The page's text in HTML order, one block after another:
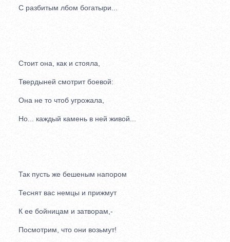
С разбитым лбом богатыри...
Стоит она, как и стояла,
Твердыней смотрит боевой:
Она не то чтоб угрожала,
Но... каждый камень в ней живой...
Так пусть же бешеным напором
Теснят вас немцы и прижмут
К ее бойницам и затворам,-
Посмотрим, что они возьмут!